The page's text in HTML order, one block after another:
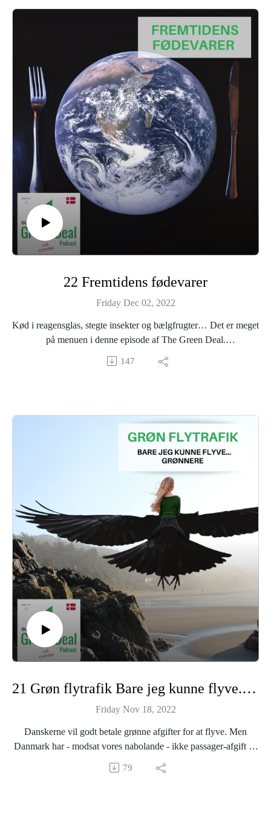
Vi inviterer inden for i festivalteltet, hvor vi blandt andet spørger
Roskilde Festival, hvordan en festival kan bidrage til at skabe
mere fokus på bæredygtighed.
The Green Deal er skabt af det europæiske radionetværk
Euranet Plus, hvor vi samarbejder på tværs af EU-lande for at
undersøge den grønne omstilling.
The Green Deal Podcast er produceret af podPeople i
samarbejde med Aloud Media for Euranet Plus.
Hermine Donceel er redaktør.
Tilrettelægger: Nicolai Zwinge.
Vært: Tue Sørensen.
Gæst: programleder for bæredygtighed, Sanne Stephansen fra
https://euranetplus-inside.eu/
Find alle episoder her:
https://greendealdk.podbean.eu
22 Fremtidens fødevarer
Friday Dec 02, 2022
Kød i reagensglas, stegte insekter og bælgfrugter… Det er meget
på menuen i denne episode af The Green Deal.
For vi er nødt til at gentænke vores madvaner, hvis vi skal nå i
Vi stiller ind på fremtidens grønne fødevarer, og vi undersøger,
hvordan de grønne alternativer kan blive mainstream. Med andre
ord: Hvad skal der til for at ændre vores madvaner i en grønnere
Det undersøger vi, og vi sender mikrofonen rundt til vores
nabolande. Herhjemme vi taler med Jonas Astrup, der er
udviklingschef i Meyers Madhus. Vi spørger ham, hvad han
mener, når han siger, at “If we get food right, we get
sustainability right”.
The Green Deal er skabt af det europæiske radionetværk
Euranet Plus, hvor vi samarbejder på tværs af EU-lande for at
undersøge den grønne omstilling.
The Green Deal Podcast er produceret af podPeople i
Tilrettelægger: Nicolai Zwinge.
Vært: Tue Sørensen.
Gæst: Udviklingschef Jonas Astrup i Meyers Madhus.
Læs mere om Meyers Bæredygtighedsstrategi her:
https://meyers.dk/baeredygtighed/
147
21 Grøn flytrafik Bare jeg kunne flyve... grønnere
Friday Nov 18, 2022
Danskerne vil godt betale grønne afgifter for at flyve. Men
Danmark har - modsat vores nabolande - ikke passager-afgift på
flyrejser. Hvorfor ikke? Og hvordan kan vi skabe grønnere
flytrafik i EU.
79